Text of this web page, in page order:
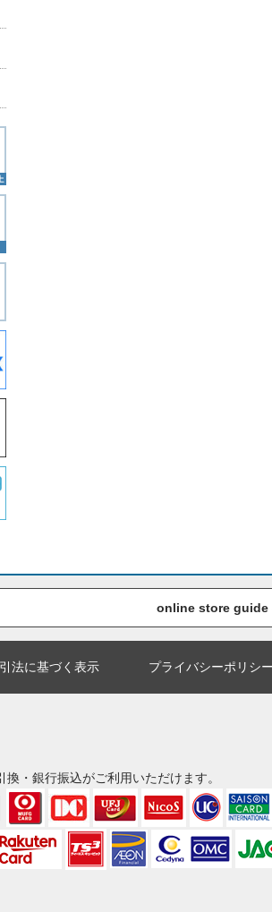
online store guide
法に基づく表示 プライバシーポリシー
・銀行振込がご利用いただけます。